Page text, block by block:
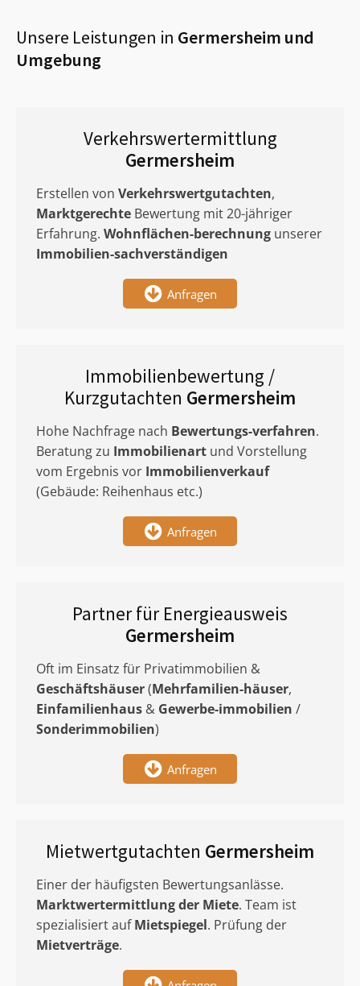
Unsere Leistungen in Germersheim und
Umgebung
Verkehrswertermittlung
Germersheim
Erstellen von Verkehrswertgutachten,
Marktgerechte Bewertung mit 20-jähriger
Erfahrung. Wohnflächen-berechnung unserer
Immobilien-sachverständigen
Anfragen
Immobilienbewertung /
Kurzgutachten Germersheim
Hohe Nachfrage nach Bewertungs-verfahren.
Beratung zu Immobilienart und Vorstellung
vom Ergebnis vor Immobilienverkauf
(Gebäude: Reihenhaus etc.)
Anfragen
Partner für Energieausweis
Germersheim
Oft im Einsatz für Privatimmobilien &
Geschäftshäuser(Mehrfamilien-häuser,
Einfamilienhaus & Gewerbe-immobilien /
Sonderimmobilien)
Anfragen
Mietwertgutachten Germersheim
Einer der häufigsten Bewertungsanlässe.
Marktwertermittlungder Miete. Team ist
spezialisiert aufMietspiegel. Prüfung der
Mietverträge.